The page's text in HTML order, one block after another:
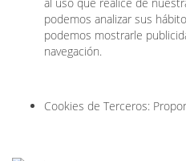
podemos analizar sus
podemos mostrarle
navegación.
Cookies de Terceros: